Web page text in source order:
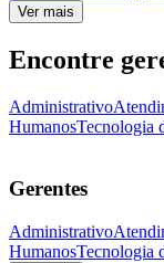
Ver mais
Encontre
Administrativo
HumanosTecnologia
Gerentes
Administrativo
HumanosTecnologia